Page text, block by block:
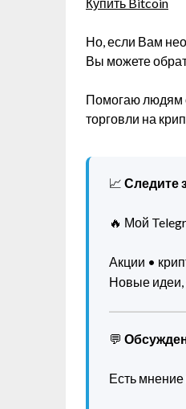
Но, если Вам
Вы можете
Помогаю людям
торговли на
📈 Следите
🔥 Мой
Акции •
Новые идеи,
💬
Есть мнение